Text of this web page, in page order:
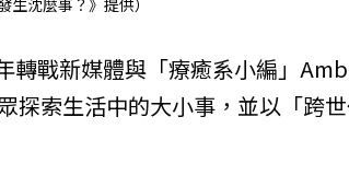
沈麼事？》提供）
轉戰新媒體與「療癒系小編」
探索生活中的大小事，並以「跨